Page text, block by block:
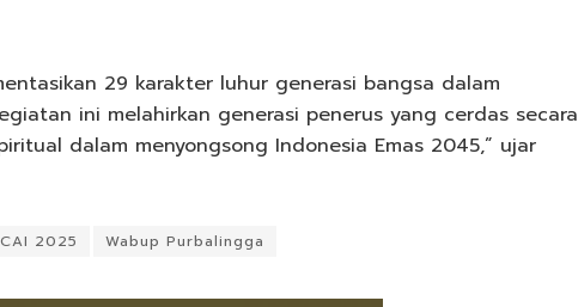
29 karakter luhur generasi bangsa dalam
ini melahirkan generasi penerus yang cerdas secara
dalam menyongsong Indonesia Emas 2045,” ujar
2025 Wabup Purbalingga